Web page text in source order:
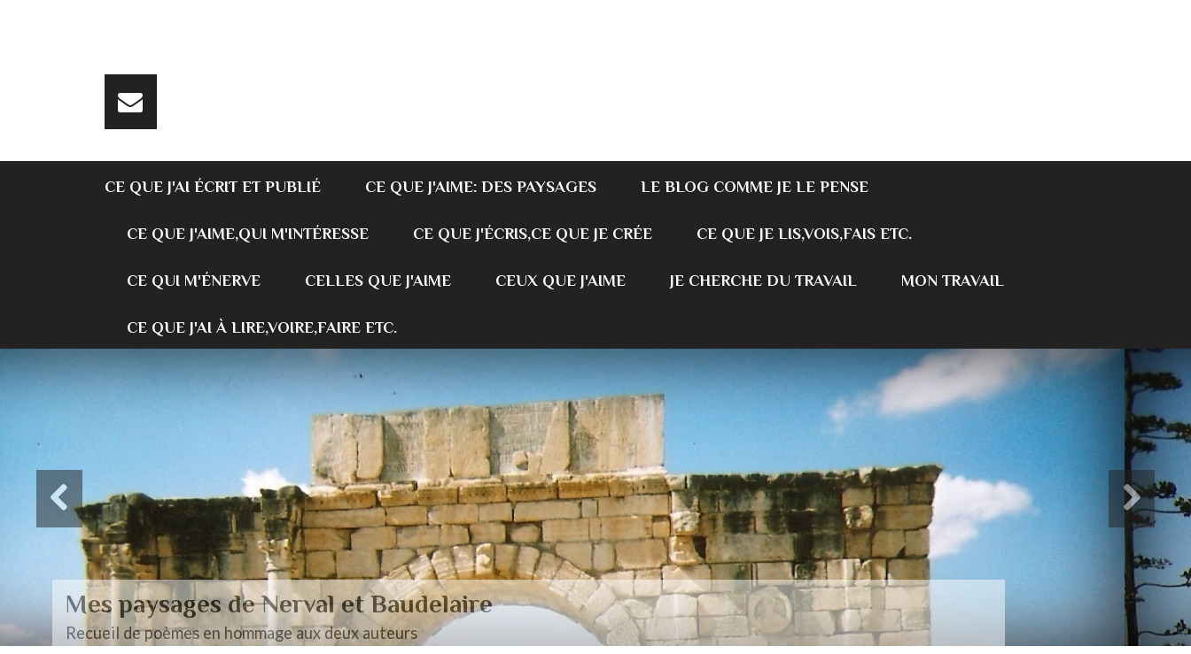
CE QUE J'AI ÉCRIT ET PUBLIÉ CE QUE J'AIME: DES PAYSAGES LE BLOG COMME JE LE PENSE
CE QUE J'AIME,QUI M'INTÉRESSE CE QUE J'ÉCRIS,CE QUE JE CRÉE CE QUE JE LIS,VOIS,FAIS ETC.
CE QUI M'ÉNERVE CELLES QUE J'AIME CEUX QUE J'AIME JE CHERCHE DU TRAVAIL MON TRAVAIL
CE QUE J'AI À LIRE,VOIRE,FAIRE ETC.
Des paysages de Baudelaire et Nerval
Mon mémoire de maîtrise